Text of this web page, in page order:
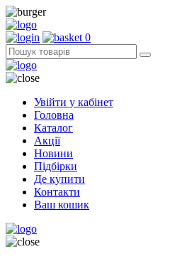
0
Увійти у кабінет
Головна
Каталог
Акції
Новини
Підбірки
Де купити
Контакти
Ваш кошик